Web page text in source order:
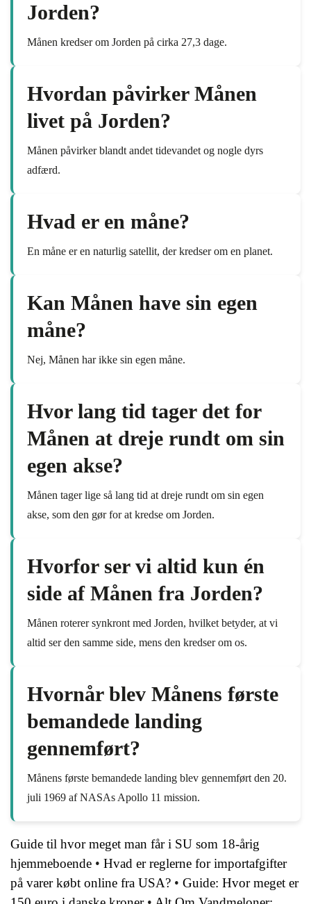
Jorden?
Månen kredser om Jorden på cirka 27,3 dage.
Hvordan påvirker Månen
livet på Jorden?
Månen påvirker blandt andet tidevandet og nogle dyrs
adfærd.
Hvad er en måne?
En måne er en naturlig satellit, der kredser om en planet.
Kan Månen have sin egen
måne?
Nej, Månen har ikke sin egen måne.
Hvor lang tid tager det for
Månen at dreje rundt om sin
egen akse?
Månen tager lige så lang tid at dreje rundt om sin egen
akse, som den gør for at kredse om Jorden.
Hvorfor ser vi altid kun én
side af Månen fra Jorden?
Månen roterer synkront med Jorden, hvilket betyder, at vi
altid ser den samme side, mens den kredser om os.
Hvornår blev Månens første
bemandede landing
gennemført?
Månens første bemandede landing blev gennemført den 20.
juli 1969 af NASAs Apollo 11 mission.
Guide til hvor meget man får i SU som 18-årig
hjemmeboende • Hvad er reglerne for importafgifter
på varer købt online fra USA? • Guide: Hvor meget er